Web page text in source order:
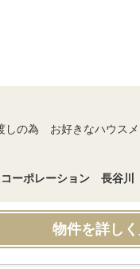
の為 お好きなハウス
コーポレーション 長谷
物件を詳し